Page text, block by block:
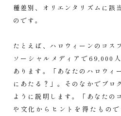
種差別、オリエンタリズムに該
のです。
たとえば、ハロウィーンのコス
ソーシャルメディアで69,000
あります。「あなたのハロウィ
にあたる？」。そのなかでブロ
ように説明します。「あなたの
や文化からヒントを得たもの